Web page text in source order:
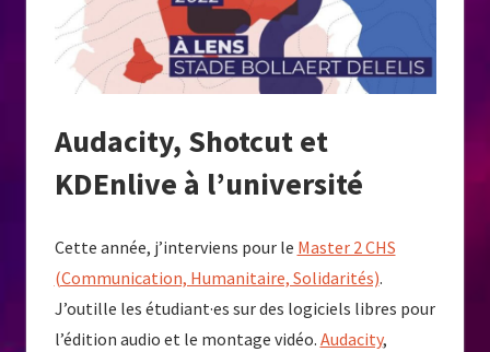
Audacity, Shotcut et
KDEnlive à l’université
Cette année, j’interviens pour le Master 2 CHS
(Communication, Humanitaire, Solidarités).
J’outille les étudiant·es sur des logiciels libres pour
l’édition audio et le montage vidéo. Audacity,